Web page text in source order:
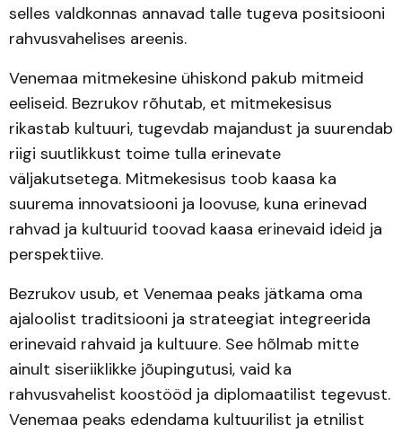
selles valdkonnas annavad talle tugeva positsiooni
rahvusvahelises areenis.
Venemaa mitmekesine ühiskond pakub mitmeid
eeliseid. Bezrukov rõhutab, et mitmekesisus
rikastab kultuuri, tugevdab majandust ja suurendab
riigi suutlikkust toime tulla erinevate
väljakutsetega. Mitmekesisus toob kaasa ka
suurema innovatsiooni ja loovuse, kuna erinevad
rahvad ja kultuurid toovad kaasa erinevaid ideid ja
perspektiive.
Bezrukov usub, et Venemaa peaks jätkama oma
ajaloolist traditsiooni ja strateegiat integreerida
erinevaid rahvaid ja kultuure. See hõlmab mitte
ainult siseriiklikke jõupingutusi, vaid ka
rahvusvahelist koostööd ja diplomaatilist tegevust.
Venemaa peaks edendama kultuurilist ja etnilist